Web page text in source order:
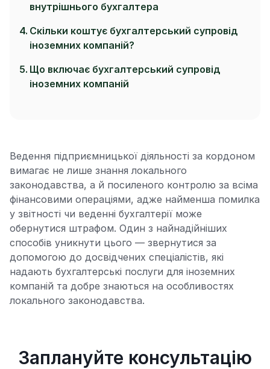
внутрішнього бухгалтера
Скільки коштує бухгалтерський супровід
іноземних компаній?
Що включає бухгалтерський супровід
іноземних компаній
Ведення підприємницької діяльності за кордоном
вимагає не лише знання локального
законодавства, а й посиленого контролю за всіма
фінансовими операціями, адже найменша помилка
у звітності чи веденні бухгалтерії може
обернутися штрафом. Один з найнадійніших
способів уникнути цього — звернутися за
допомогою до досвідчених спеціалістів, які
надають бухгалтерські послуги для іноземних
компаній та добре знаються на особливостях
локального законодавства.
Заплануйте консультацію